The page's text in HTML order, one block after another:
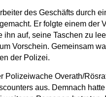
des Geschäfts durch
Er folgte einem der
ihn auf, seine Taschen zu
Vorschein. Gemeinsam
der Polizei.
Polizeiwache Overath/
aus. Demnach